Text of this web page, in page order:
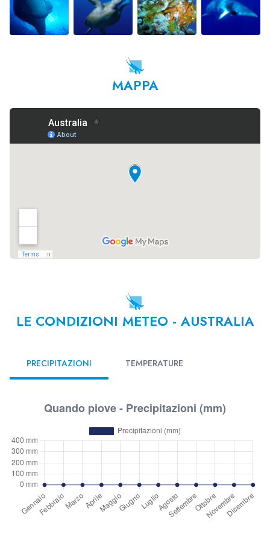
MAPPA
LE CONDIZIONI METEO - AUSTRALIA
PRECIPITAZIONI TEMPERATURE